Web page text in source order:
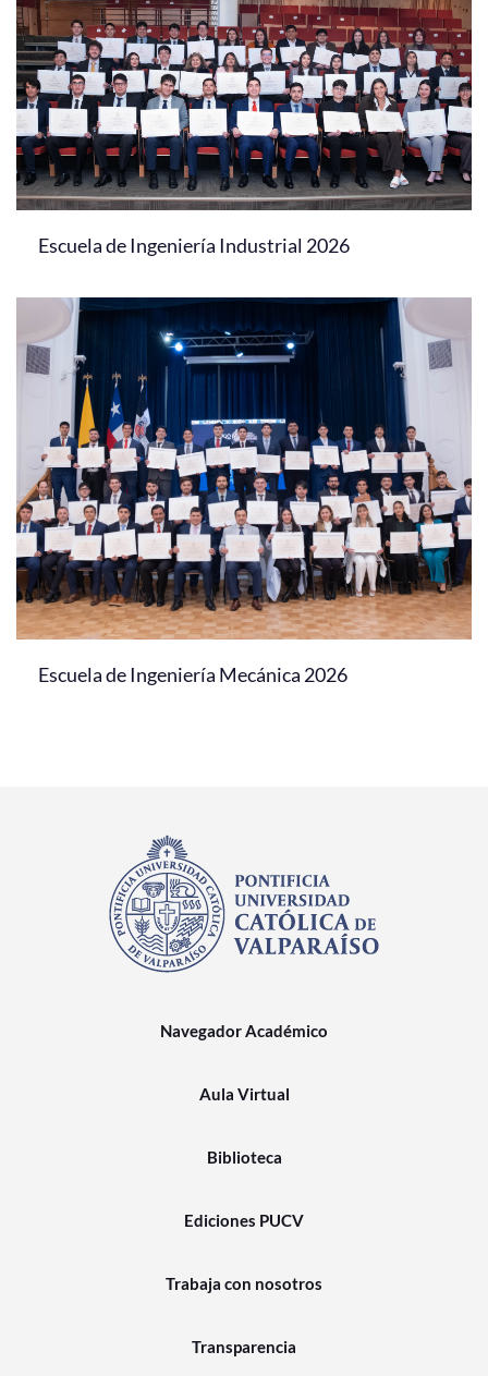
Escuela de Ingeniería Industrial 2026
Escuela de Ingeniería Mecánica 2026
Navegador Académico
Aula Virtual
Biblioteca
Ediciones PUCV
Trabaja con nosotros
Transparencia